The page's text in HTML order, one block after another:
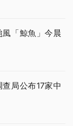
「鯨魚」今晨
局公布17家中